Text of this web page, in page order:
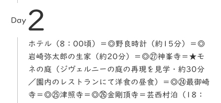
Day 2
ホテル（8：00頃）＝◎野良時計（約15分）＝◎
岩崎弥太郎の生家（約20分）＝◎㉗神峯寺＝★モ
ネの庭（ジヴェルニーの庭の再現を見学・約30分
／園内のレストランにて洋食の昼食）＝◎㉔最御崎
寺＝◎㉕津照寺＝◎㉖金剛頂寺＝芸西村泊（18：